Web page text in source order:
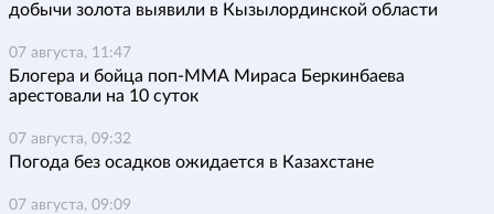
добычи золота выявили в Кызылординской области
07 августа, 11:47
Блогера и бойца поп-ММА Мираса Беркинбаева
арестовали на 10 суток
07 августа, 09:32
Погода без осадков ожидается в Казахстане
07 августа, 09:09